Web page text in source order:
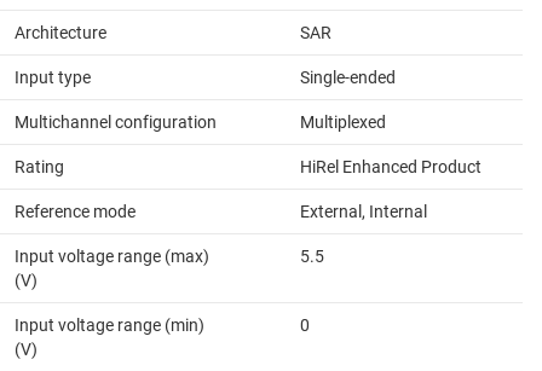
Architecture SAR
Input type Single-ended
Multichannel configuration Multiplexed
Rating HiRel Enhanced Product
Reference mode External, Internal
Input voltage range (max)
(V)
5.5
Input voltage range (min)
(V)
0